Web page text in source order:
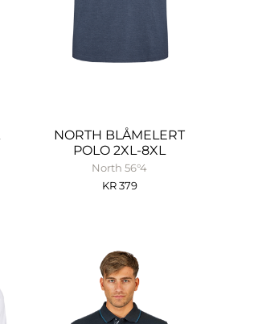
NORTH BLÅMELERT
POLO 2XL-8XL
North 56°4
KR379